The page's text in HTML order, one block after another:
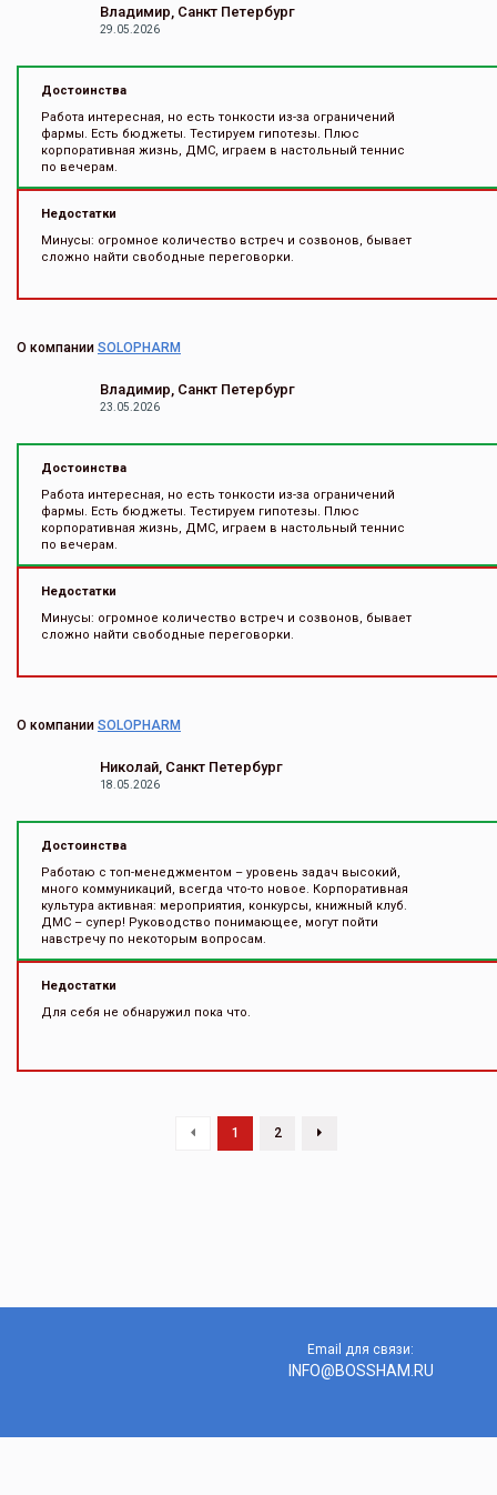
Владимир, Санкт Петербург
29.05.2026
Достоинства
Работа интересная, но есть тонкости из-за ограничений
фармы. Есть бюджеты. Тестируем гипотезы. Плюс
корпоративная жизнь, ДМС, играем в настольный теннис
по вечерам.
Недостатки
Минусы: огромное количество встреч и созвонов, бывает
сложно найти свободные переговорки.
О компании SOLOPHARM
Владимир, Санкт Петербург
23.05.2026
Достоинства
Работа интересная, но есть тонкости из-за ограничений
фармы. Есть бюджеты. Тестируем гипотезы. Плюс
корпоративная жизнь, ДМС, играем в настольный теннис
по вечерам.
Недостатки
Минусы: огромное количество встреч и созвонов, бывает
сложно найти свободные переговорки.
О компании SOLOPHARM
Николай, Санкт Петербург
18.05.2026
Достоинства
Работаю с топ-менеджментом – уровень задач высокий,
много коммуникаций, всегда что-то новое. Корпоративная
культура активная: мероприятия, конкурсы, книжный клуб.
ДМС – супер! Руководство понимающее, могут пойти
навстречу по некоторым вопросам.
Недостатки
Для себя не обнаружил пока что.
1 2
Email для связи:
INFO@BOSSHAM.RU